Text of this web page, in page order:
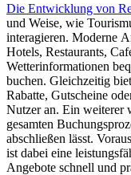
Die Entwicklung von
und Weise, wie
interagieren. Moderne
Hotels, Restaurants,
Wetterinformationen
buchen. Gleichzeitig
Rabatte, Gutscheine
Nutzer an. Ein weiterer
gesamten
abschließen lässt.
ist dabei eine
Angebote schnell und